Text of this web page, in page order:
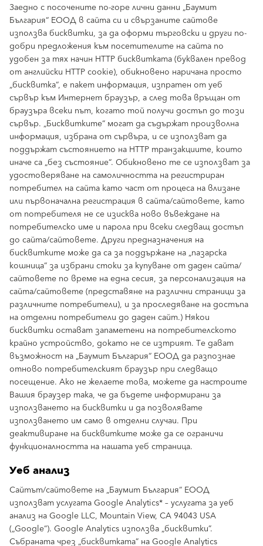
Заедно с посочените по-горе лични данни „Баумит
България“ ЕООД в сайта си и свързаните сайтове
използва бисквитки, за да оформи търговски и други по-
добри предложения към посетителите на сайта по
удобен за тях начин HTTP бисквитката (буквален превод
от английски HTTP cookie), обикновено наричана просто
„бисквитка“, е пакет информация, изпратен от уеб
сървър към Интернет браузър, а след това връщан от
браузъра всеки път, когато той получи достъп до този
сървър. „Бисквитките“ могат да съдържат произволна
информация, избрана от сървъра, и се използват да
поддържат състоянието на HTTP транзакциите, които
иначе са „без състояние“. Обикновено те се използват за
удостоверяване на самоличността на регистриран
потребител на сайта като част от процеса на влизане
или първоначална регистрация в сайта/сайтовете, като
от потребителя не се изисква ново въвеждане на
потребителско име и парола при всеки следващ достъп
до сайта/сайтовете. Други предназначения на
бисквитките може да са за поддържане на „пазарска
кошница“ за избрани стоки за купуване от даден сайта/
сайтовете по време на една сесия, за персонализация на
сайта/сайтовете (представяне на различни страници за
различните потребители), и за проследяване на достъпа
на отделни потребители до даден сайт.) Някои
бисквитки остават запаметени на потребителското
крайно устройство, докато не се изтрият. Те дават
възможност на „Баумит България“ ЕООД да разпознае
отново потребителският браузър при следващо
посещение. Ако не желаете това, можете да настроите
Вашия браузер така, че да бъдете информирани за
използването на бисквитки и да позволявате
използването им само в отделни случаи. При
деактивиране на бисквитките може да се ограничи
функционалността на нашата уеб страница.
Уеб анализ
Сайтът/сайтовете на „Баумит България“ ЕООД
използват услугата Google Analytics* – услугата за уеб
анализ на Google LLC, Mountain View, CA 94043 USA
(„Google“). Google Analytics използва „бисквитки”.
Събраната чрез „бисквитката” на Google Analytics